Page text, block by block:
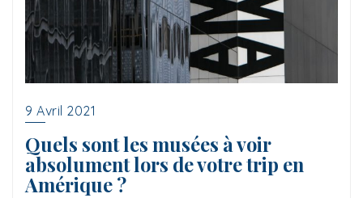
9 Avril 2021
Quels sont les musées à voir
absolument lors de votre trip en
Amérique ?